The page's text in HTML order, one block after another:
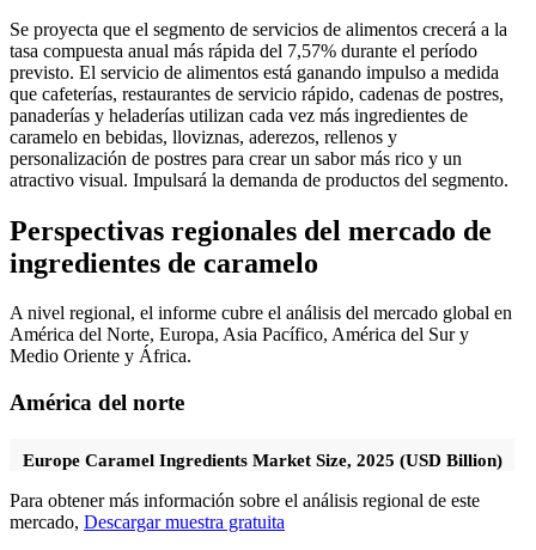
Se proyecta que el segmento de servicios de alimentos crecerá a la
tasa compuesta anual más rápida del 7,57% durante el período
previsto. El servicio de alimentos está ganando impulso a medida
que cafeterías, restaurantes de servicio rápido, cadenas de postres,
panaderías y heladerías utilizan cada vez más ingredientes de
caramelo en bebidas, lloviznas, aderezos, rellenos y
personalización de postres para crear un sabor más rico y un
atractivo visual. Impulsará la demanda de productos del segmento.
Perspectivas regionales del mercado de
ingredientes de caramelo
A nivel regional, el informe cubre el análisis del mercado global en
América del Norte, Europa, Asia Pacífico, América del Sur y
Medio Oriente y África.
América del norte
Europe Caramel Ingredients Market Size, 2025 (USD Billion)
Para obtener más información sobre el análisis regional de este
mercado, Descargar muestra gratuita